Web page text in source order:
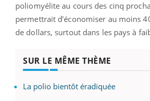
poliomyélite au cours des cinq
permettrait d’économiser au moins
de dollars, surtout dans les pays à
SUR LE MÊME THÈME
La polio bientôt éradiquée